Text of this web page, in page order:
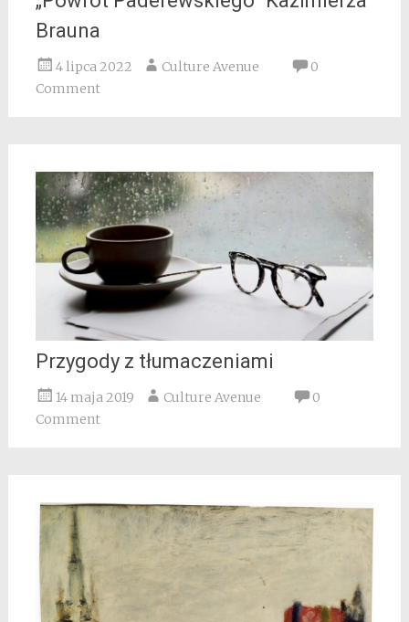
Brauna
4 lipca 2022 Culture Avenue
0
Comment
Przygody z tłumaczeniami
14 maja 2019 Culture Avenue
0
Comment